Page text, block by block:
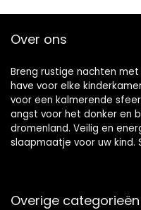
Over ons
Breng rustige nachten
have voor elke
voor een kalmerende
angst voor het donker en
dromenland. Veilig en
slaapmaatje voor uw kind.
Overige categorieën